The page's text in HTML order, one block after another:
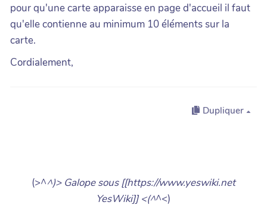
pour qu'une carte apparaisse en page d'accueil il faut
qu'elle contienne au minimum 10 éléments sur la
carte.
Cordialement,
Dupliquer
(>^^)> Galope sous [[https://www.yeswiki.net
YesWiki]] <(^^<)